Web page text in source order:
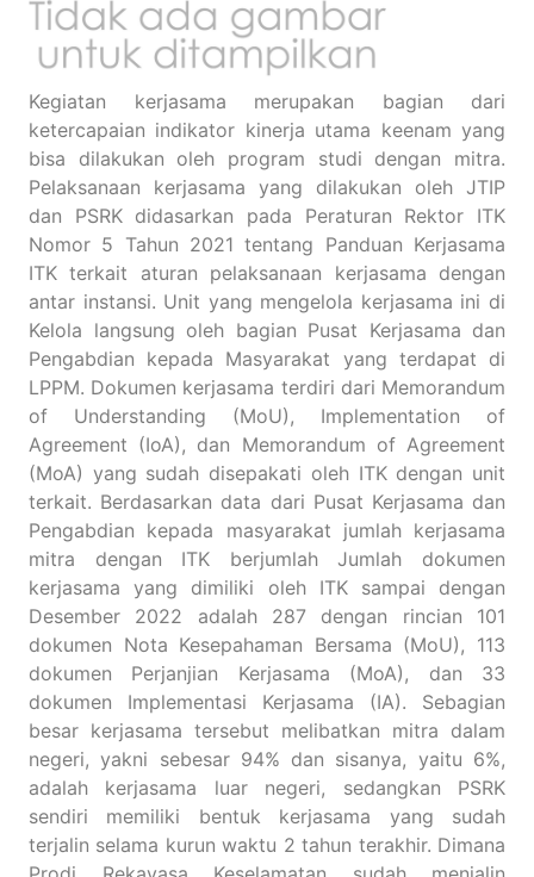
Kegiatan kerjasama merupakan bagian dari
ketercapaian indikator kinerja utama keenam yang
bisa dilakukan oleh program studi dengan mitra.
Pelaksanaan kerjasama yang dilakukan oleh JTIP
dan PSRK didasarkan pada Peraturan Rektor ITK
Nomor 5 Tahun 2021 tentang Panduan Kerjasama
ITK terkait aturan pelaksanaan kerjasama dengan
antar instansi. Unit yang mengelola kerjasama ini di
Kelola langsung oleh bagian Pusat Kerjasama dan
Pengabdian kepada Masyarakat yang terdapat di
LPPM. Dokumen kerjasama terdiri dari Memorandum
of Understanding (MoU), Implementation of
Agreement (IoA), dan Memorandum of Agreement
(MoA) yang sudah disepakati oleh ITK dengan unit
terkait. Berdasarkan data dari Pusat Kerjasama dan
Pengabdian kepada masyarakat jumlah kerjasama
mitra dengan ITK berjumlah Jumlah dokumen
kerjasama yang dimiliki oleh ITK sampai dengan
Desember 2022 adalah 287 dengan rincian 101
dokumen Nota Kesepahaman Bersama (MoU), 113
dokumen Perjanjian Kerjasama (MoA), dan 33
dokumen Implementasi Kerjasama (IA). Sebagian
besar kerjasama tersebut melibatkan mitra dalam
negeri, yakni sebesar 94% dan sisanya, yaitu 6%,
adalah kerjasama luar negeri, sedangkan PSRK
sendiri memiliki bentuk kerjasama yang sudah
terjalin selama kurun waktu 2 tahun terakhir. Dimana